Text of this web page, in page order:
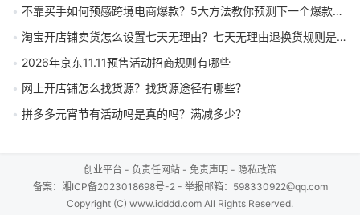
不靠买手如何预感跨境电商爆款？5大方法教你预测下一个爆款产品
淘宝开店铺卖货怎么设置七天无理由？七天无理由退换货规则是什么
2026年京东11.11预售活动招商规则有哪些
网上开店铺怎么找货源？找货源途径有哪些？
拼多多元宵节有活动吗是真的吗？满减多少？
创业平台 - 负责任网站 - 免责声明 - 隐私政策
备案： 湘ICP备2023018698号-2- 举报邮箱：598330922@qq.com
Copyright (C) www.idddd.com All Rights Reserved.